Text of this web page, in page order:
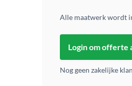
Alle maatwerk wordt
Login om offerte
Nog geen zakelijke